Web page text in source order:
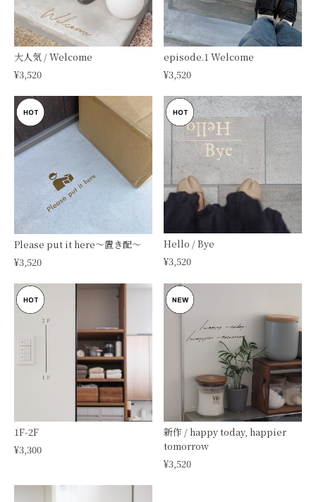
大人気 / Welcome
¥3,520
episode.1 Welcome
¥3,520
Please put it here〜置き配〜
¥3,520
Hello / Bye
¥3,520
1F-2F
¥3,300
新作 / happy today, happier
tomorrow
¥3,520